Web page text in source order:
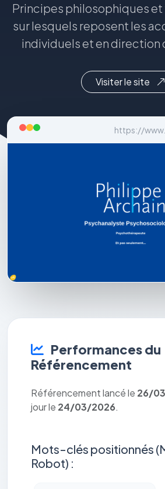
Principes philosophiques
sur lesquels reposent les
individuels et en direction
Visiter le site
https://
Performances du
Référencement
Référencement lancé le 26/
jour le 24/03/2026.
Mots-clés positionnés
Robot) :